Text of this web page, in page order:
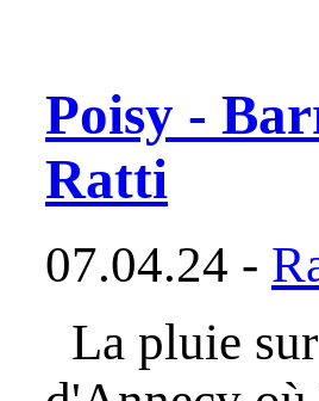
Poisy -
Ratti
07.04.24 -
La pluie